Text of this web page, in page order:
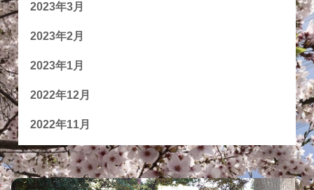
2023年3月
2023年2月
2023年1月
2022年12月
2022年11月